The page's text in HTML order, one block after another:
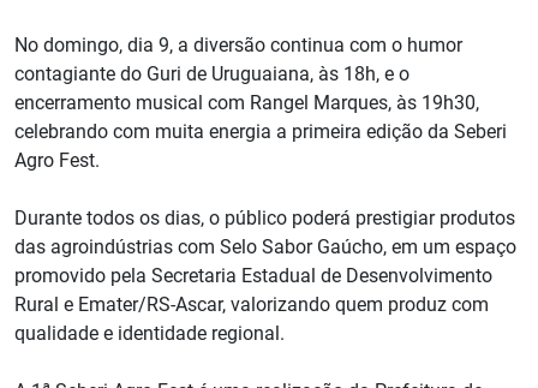
No domingo, dia 9, a diversão continua com o humor
contagiante do Guri de Uruguaiana, às 18h, e o
encerramento musical com Rangel Marques, às 19h30,
celebrando com muita energia a primeira edição da Seberi
Agro Fest.
Durante todos os dias, o público poderá prestigiar produtos
das agroindústrias com Selo Sabor Gaúcho, em um espaço
promovido pela Secretaria Estadual de Desenvolvimento
Rural e Emater/RS-Ascar, valorizando quem produz com
qualidade e identidade regional.